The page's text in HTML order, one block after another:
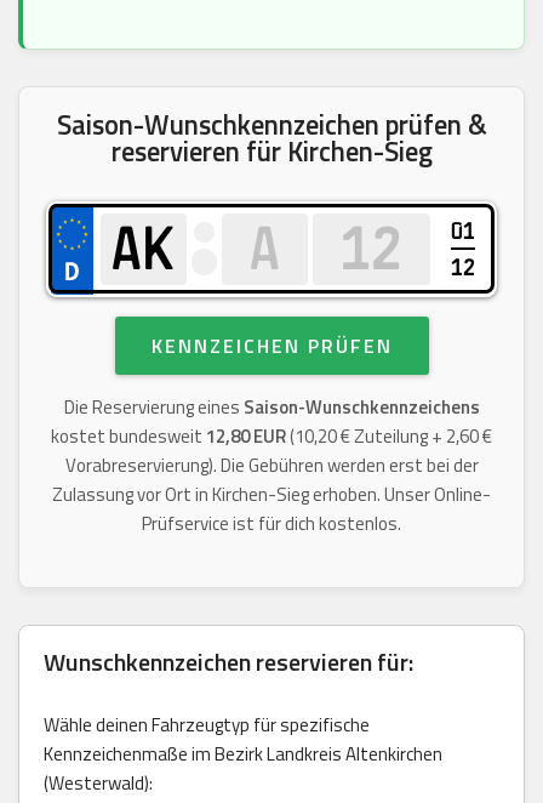
Saison-Wunschkennzeichen prüfen &
reservieren für Kirchen-Sieg
01
12
KENNZEICHEN PRÜFEN
Die Reservierung eines Saison-Wunschkennzeichens
kostet bundesweit 12,80 EUR(10,20 € Zuteilung + 2,60 €
Vorabreservierung). Die Gebühren werden erst bei der
Zulassung vor Ort in Kirchen-Sieg erhoben. Unser Online-
Prüfservice ist für dich kostenlos.
Wunschkennzeichen reservieren für:
Wähle deinen Fahrzeugtyp für spezifische
Kennzeichenmaße im Bezirk Landkreis Altenkirchen
(Westerwald):